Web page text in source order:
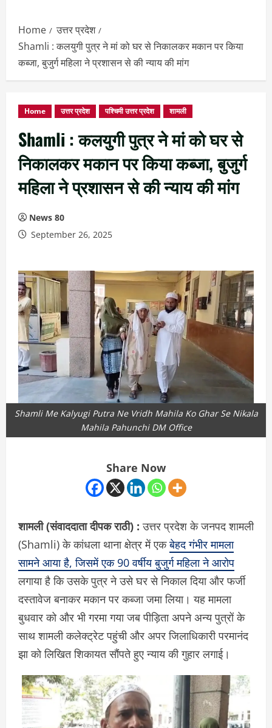
Home
उत्तर प्रदेश
Shamli : कलयुगी पुत्र ने मां को घर से निकालकर मकान पर किया
कब्जा, बुजुर्ग महिला ने प्रशासन से की न्याय की मांग
Home उत्तर प्रदेश पश्चिमी उत्तर प्रदेश शामली
Shamli : कलयुगी पुत्र ने मां को घर से
निकालकर मकान पर किया कब्जा, बुजुर्ग
महिला ने प्रशासन से की न्याय की मांग
News 80
September 26, 2025
Shamli Me Kalyugi Putra Ne Vridh Mahila Ko Ghar Se Nikala
Mahila Pahunchi DM Office
Share Now
शामली (संवाददाता दीपक राठी) : उत्तर प्रदेश के जनपद शामली
(Shamli) के कांधला थाना क्षेत्र में एकबेहद गंभीर मामला
सामने आया है, जिसमें एक 90 वर्षीय बुजुर्ग महिला ने आरोप
लगाया है कि उसके पुत्र ने उसे घर से निकाल दिया और फर्जी
दस्तावेज बनाकर मकान पर कब्जा जमा लिया। यह मामला
बुधवार को और भी गरमा गया जब पीड़िता अपने अन्य पुत्रों के
साथ शामली कलेक्ट्रेट पहुंची और अपर जिलाधिकारी परमानंद
झा को लिखित शिकायत सौंपते हुए न्याय की गुहार लगाई।